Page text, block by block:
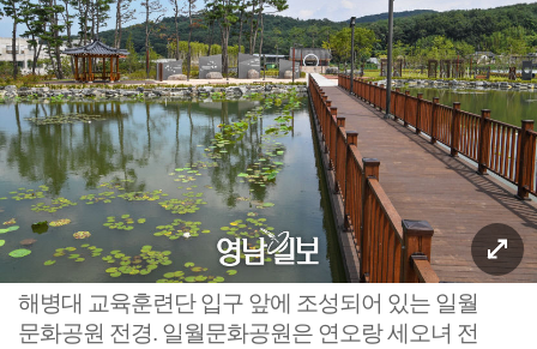
해병대 교육훈련단 입구 앞에 조성되어 있는 일월
문화공원 전경. 일월문화공원은 연오랑 세오녀 전